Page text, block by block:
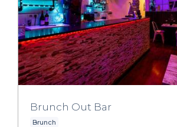
Brunch Out Bar
Brunch